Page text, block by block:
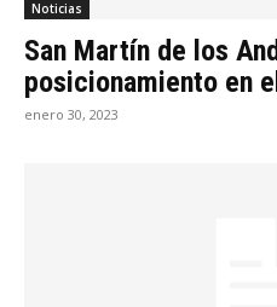
Noticias
San Martín de los
posicionamiento en
enero 30, 2023